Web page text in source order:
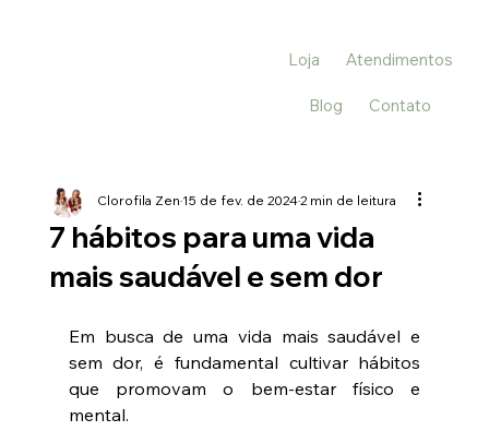
Loja Atendimentos
Blog Contato
7 hábitos para uma vida
mais saudável e sem dor
Clorofila Zen15 de fev. de 20242 min de leitura
Em busca de uma vida mais saudável e
sem dor, é fundamental cultivar hábitos
que promovam o bem-estar físico e
mental.